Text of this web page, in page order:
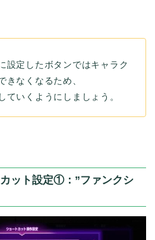
設定したボタンではキャラク
きなくなるため、
ていくようにしましょう。
ット設定①：”ファンクシ